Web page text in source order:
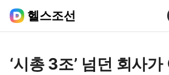
헬스조선
‘시총 3조’ 넘던 회사